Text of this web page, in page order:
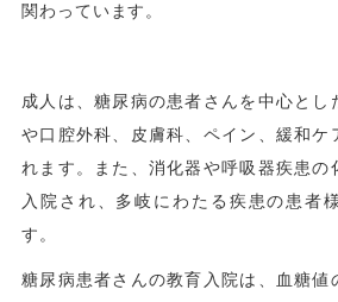
関わっています。
成人は、糖尿病の患者さんを中心とし
や口腔外科、皮膚科、ペイン、緩和ケ
れます。また、消化器や呼吸器疾患の
入院され、多岐にわたる疾患の患者
す。
糖尿病患者さんの教育入院は、血糖値